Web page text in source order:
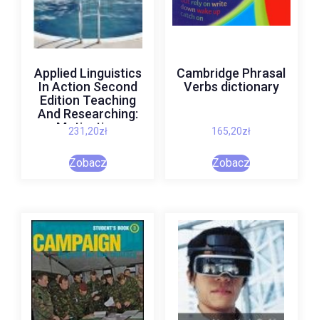
Applied Linguistics
In Action Second
Edition Teaching
And Researching:
Motivation
231,20zł
Zobacz
Cambridge Phrasal
Verbs dictionary
165,20zł
Zobacz